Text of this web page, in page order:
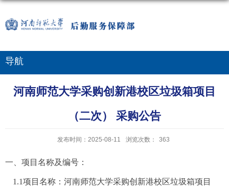
导航
河南师范大学采购创新港校区垃圾箱项目
（二次） 采购公告
发布时间：2025-08-11 浏览次数： 363
一、项目名称及编号：
1.1项目名称： 河南师范大学采购创新港校区垃圾箱项目